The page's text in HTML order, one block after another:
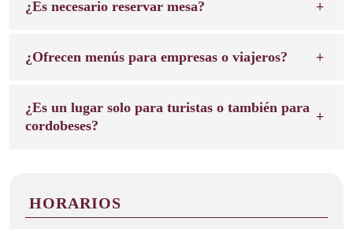
¿Es necesario reservar mesa?
¿Ofrecen menús para empresas o viajeros?
¿Es un lugar solo para turistas o también para
cordobeses?
HORARIOS